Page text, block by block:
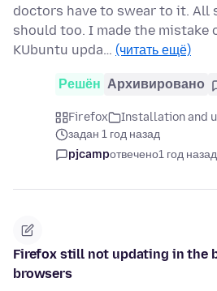
doctors have to swear to it. All
should too. I made the mistake
KUbuntu upda… (читать ещё)
Решён Архивировано
Firefox
Installation and
задан 1 год назад
pjcampотвечено1 год назад
Firefox still not updating in the
browsers